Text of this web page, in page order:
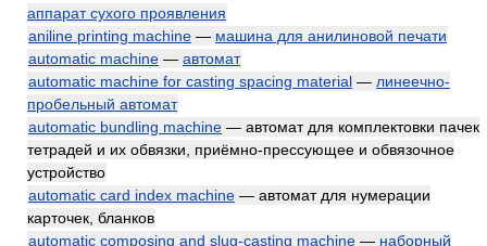
аппарат сухого проявления
aniline printing machine — машина для анилиновой печати
automatic machine — автомат
automatic machine for casting spacing material — линеечно-
пробельный автомат
automatic bundling machine — автомат для комплектовки пачек
тетрадей и их обвязки, приёмно-прессующее и обвязочное
устройство
automatic card index machine — автомат для нумерации
карточек, бланков
automatic composing and slug-casting machine — наборный